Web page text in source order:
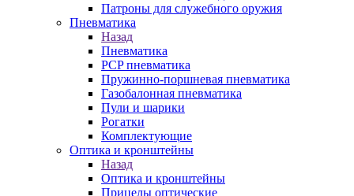
Патроны для служебного оружия
Пневматика
Назад
Пневматика
PCP пневматика
Пружинно-поршневая пневматика
Газобалонная пневматика
Пули и шарики
Рогатки
Комплектующие
Оптика и кронштейны
Назад
Оптика и кронштейны
Прицелы оптические